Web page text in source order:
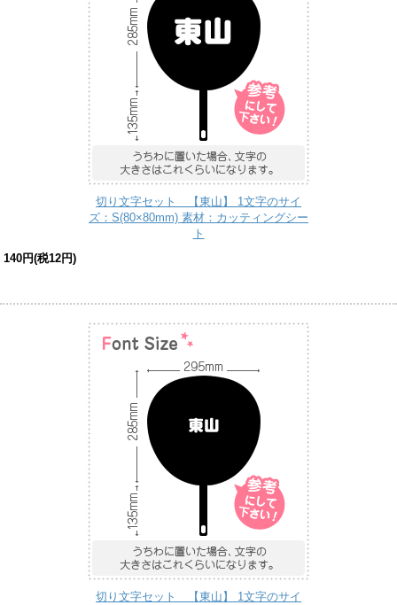
切り文字セット 【東山】 1文字のサイ
ズ：S(80×80mm) 素材：カッティングシー
ト
140円(税12円)
切り文字セット 【東山】 1文字のサイ